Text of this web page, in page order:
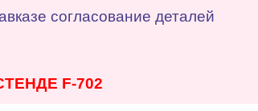
согласование деталей
F-702